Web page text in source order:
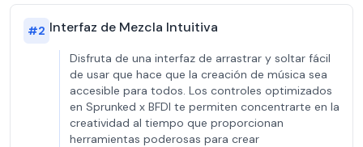
#2 Interfaz de Mezcla Intuitiva
Disfruta de una interfaz de arrastrar y soltar fácil
de usar que hace que la creación de música sea
accesible para todos. Los controles optimizados
en Sprunked x BFDI te permiten concentrarte en la
creatividad al tiempo que proporcionan
herramientas poderosas para crear